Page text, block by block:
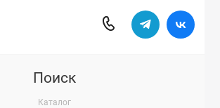
Поиск
Каталог